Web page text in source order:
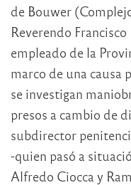
de Bouwer
Reverendo
empleado de la
marco de una causa
se investigan
presos a cambio de
subdirector
-quien pasó a
Alfredo Ciocca y